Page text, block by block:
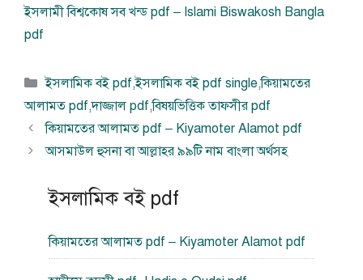
ইসলামী বিশ্বকোষ সব খন্ড pdf – Islami Biswakosh Bangla
pdf
বিভাগ
সমূহ
ইসলামিক বই pdf,ইসলামিক বই pdf single,কিয়ামতের
আলামত pdf,দাজ্জাল pdf,বিষয়ভিত্তিক তাফসীর pdf
কিয়ামতের আলামত pdf – Kiyamoter Alamot pdf
আসমাউল হুসনা বা আল্লাহর ৯৯টি নাম বাংলা অর্থসহ
ইসলামিক বই pdf
কিয়ামতের আলামত pdf – Kiyamoter Alamot pdf